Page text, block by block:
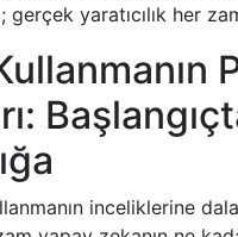
yaratıcılık her
inceliklerine